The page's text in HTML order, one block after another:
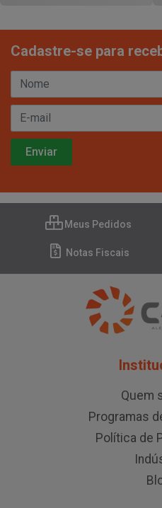
Cadastre-se para
Meus Pedidos
Notas Fiscais
Quem
Programas
Política de